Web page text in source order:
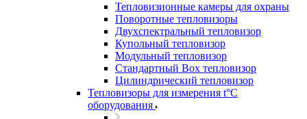
Тепловизионные камеры для охраны
Поворотные тепловизоры
Двухспектральный тепловизор
Купольный тепловизор
Модульный тепловизор
Стандартный Box тепловизор
Цилиндрический тепловизор
Тепловизоры для измерения t°С
оборудования